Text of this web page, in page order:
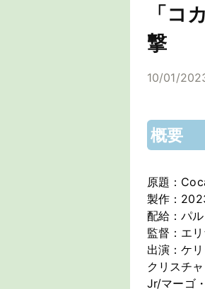
「
撃
10/01/
概要
原題：
製作：
配給：パル
監督：エ
出演：ケ
クリスチ
Jr/マーゴ